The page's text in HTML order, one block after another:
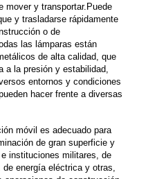
mover y transportar.Puede
y trasladarse rápidamente
o de
las lámparas están
de alta calidad, que
a la presión y estabilidad,
entornos y condiciones
hacer frente a diversas
móvil es adecuado para
de gran superficie y
instituciones militares, de
energía eléctrica y otras,